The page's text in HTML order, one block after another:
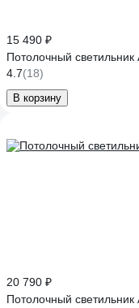
15 490 ₽
Потолочный
4.7(18)
В корзину
20 790 ₽
Потолочный